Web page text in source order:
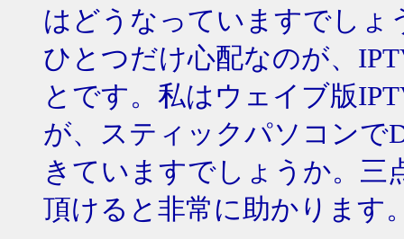
はどうなっていますでしょ
ひとつだけ心配なのが、
とです。私はウェイブ版
が、スティックパソコンで
きていますでしょうか。三
頂けると非常に助かります